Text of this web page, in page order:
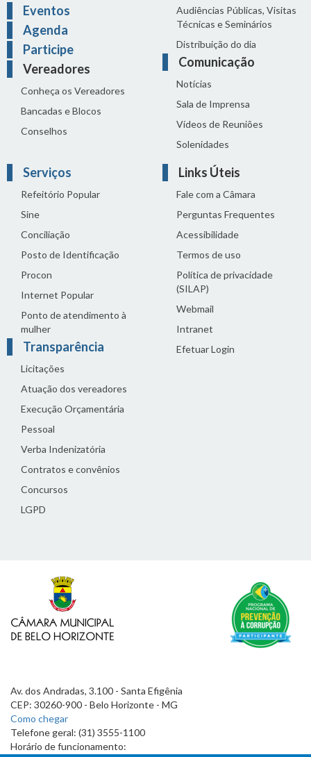
Eventos
Agenda
Participe
Vereadores
Conheça os Vereadores
Bancadas e Blocos
Conselhos
Audiências Públicas, Visitas
Técnicas e Seminários
Distribuição do dia
Comunicação
Notícias
Sala de Imprensa
Vídeos de Reuniões
Solenidades
Serviços
Refeitório Popular
Sine
Conciliação
Posto de Identificação
Procon
Internet Popular
Ponto de atendimento à
mulher
Transparência
Licitações
Atuação dos vereadores
Execução Orçamentária
Pessoal
Verba Indenizatória
Contratos e convênios
Concursos
LGPD
Links Úteis
Fale com a Câmara
Perguntas Frequentes
Acessibilidade
Termos de uso
Política de privacidade
(SILAP)
Webmail
Intranet
Efetuar Login
Av. dos Andradas, 3.100 - Santa Efigênia
CEP: 30260-900 - Belo Horizonte - MG
Como chegar
Telefone geral: (31) 3555-1100
Horário de funcionamento: